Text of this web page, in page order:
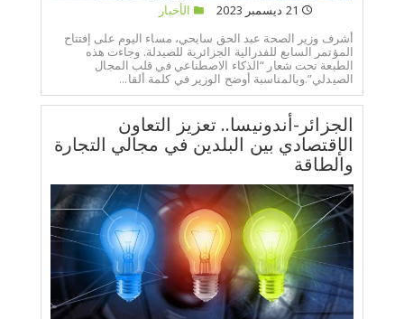
الأخبار
أشرف وزير الصحة عبد الحق سايحي، مساء اليوم على إفتتاح
المؤتمر السابع للفدرالية الجزائرية للصيدلة. وجاءت هذه
الطبعة تحت شعار “الذكاء الاصطناعي في قلب المجال
الصيدلي”.وبالمناسبة أوضح الوزير في كلمة ألقا...
الجزائر-أندونيسا.. تعزيز التعاون
الإقتصادي بين البلدين في مجالي التجارة
والطاقة